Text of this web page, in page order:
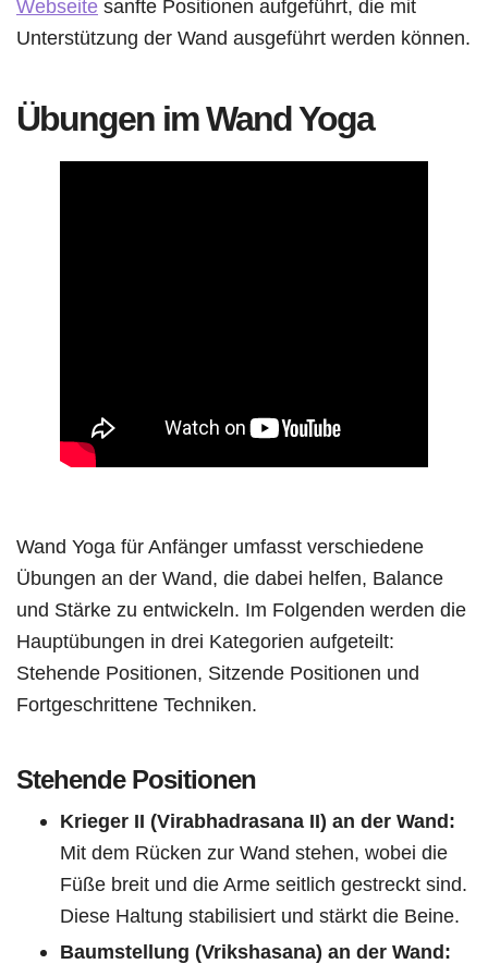
Webseite sanfte Positionen aufgeführt, die mit
Unterstützung der Wand ausgeführt werden können.
Übungen im Wand Yoga
Wand Yoga für Anfänger umfasst verschiedene
Übungen an der Wand, die dabei helfen, Balance
und Stärke zu entwickeln. Im Folgenden werden die
Hauptübungen in drei Kategorien aufgeteilt:
Stehende Positionen, Sitzende Positionen und
Fortgeschrittene Techniken.
Stehende Positionen
Krieger II (Virabhadrasana II) an der Wand:
Mit dem Rücken zur Wand stehen, wobei die
Füße breit und die Arme seitlich gestreckt sind.
Diese Haltung stabilisiert und stärkt die Beine.
Baumstellung (Vrikshasana) an der Wand: